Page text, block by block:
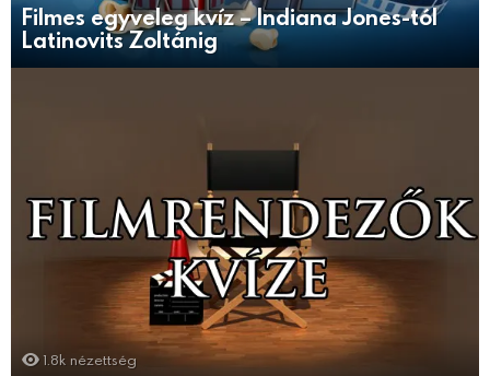
Filmes egyveleg kvíz – Indiana Jones-tól
Latinovits Zoltánig
1.8k nézettség